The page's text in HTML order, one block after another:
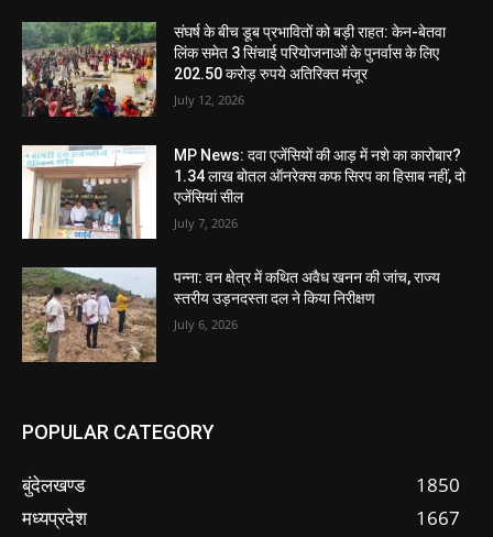
संघर्ष के बीच डूब प्रभावितों को बड़ी राहत: केन-बेतवा
लिंक समेत 3 सिंचाई परियोजनाओं के पुनर्वास के लिए
202.50 करोड़ रुपये अतिरिक्त मंजूर
July 12, 2026
MP News: दवा एजेंसियों की आड़ में नशे का कारोबार?
1.34 लाख बोतल ऑनरेक्स कफ सिरप का हिसाब नहीं, दो
एजेंसियां सील
July 7, 2026
पन्ना: वन क्षेत्र में कथित अवैध खनन की जांच, राज्य
स्तरीय उड़नदस्ता दल ने किया निरीक्षण
July 6, 2026
POPULAR CATEGORY
बुंदेलखण्ड
1850
मध्यप्रदेश
1667